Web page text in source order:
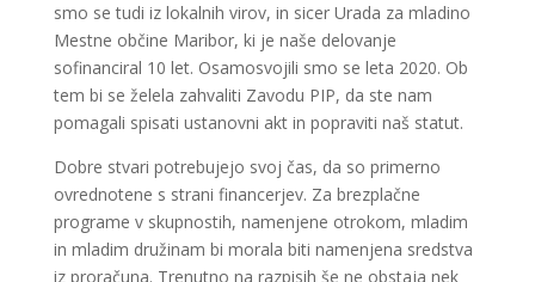
smo se tudi iz lokalnih virov, in sicer Urada za mladino
Mestne občine Maribor, ki je naše delovanje
sofinanciral 10 let. Osamosvojili smo se leta 2020. Ob
tem bi se želela zahvaliti Zavodu PIP, da ste nam
pomagali spisati ustanovni akt in popraviti naš statut.
Dobre stvari potrebujejo svoj čas, da so primerno
ovrednotene s strani financerjev. Za brezplačne
programe v skupnostih, namenjene otrokom, mladim
in mladim družinam bi morala biti namenjena sredstva
iz proračuna. Trenutno na razpisih še ne obstaja nek